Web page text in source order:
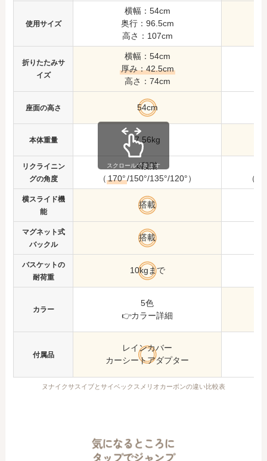
使用サイズ
横幅：54cm
奥行：96.5cm
高さ：107cm
折りたたみサ
イズ
横幅：54cm
厚み：42.5cm
高さ：74cm
座面の高さ 54cm
本体重量 7.56kg
リクライニン
グの角度
4段階
（170°/150°/135°/120°） （
横スライド機
能
搭載
マグネット式
バックル
搭載
バスケットの
耐荷重
10kgまで
カラー
5色
👉カラー詳細
付属品
レインカバー
カーシートアダプター
ヌナイクサスイブとサイベックスメリオカーボンの違い比較表
スクロールできます